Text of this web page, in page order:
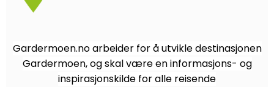
Gardermoen.no arbeider for å utvikle destinasjonen
Gardermoen, og skal være en informasjons- og
inspirasjonskilde for alle reisende